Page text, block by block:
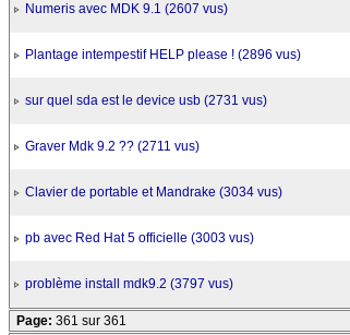
Numeris avec MDK 9.1 (2607 vus)
Plantage intempestif HELP please ! (2896 vus)
sur quel sda est le device usb (2731 vus)
Graver Mdk 9.2 ?? (2711 vus)
Clavier de portable et Mandrake (3034 vus)
pb avec Red Hat 5 officielle (3003 vus)
problème install mdk9.2 (3797 vus)
Page: 361 sur 361